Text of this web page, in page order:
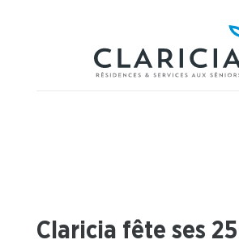
Claricia fête ses